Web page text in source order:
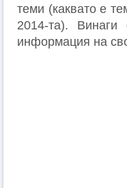
теми (каквато е
2014-та).
информация на